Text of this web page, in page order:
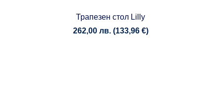
Трапезен стол Lilly
262,00 лв. (133,96 €)